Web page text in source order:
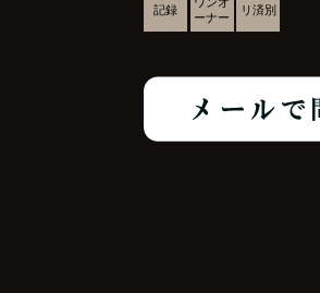
記録
ワンオ
ーナー
リ済別